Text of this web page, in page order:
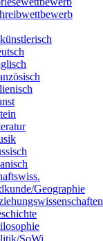
Geographie
SoWi